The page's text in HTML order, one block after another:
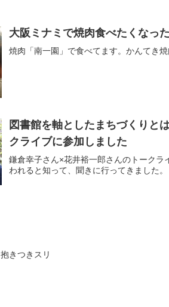
大阪ミナミで焼肉食べたくなっ
焼肉「南一園」で食べてます。かんてき
図書館を軸としたまちづくりと
クライブに参加しました
鎌倉幸子さん×花井裕一郎さんのトーク
われると知って、聞きに行ってきました。
抱きつきスリ